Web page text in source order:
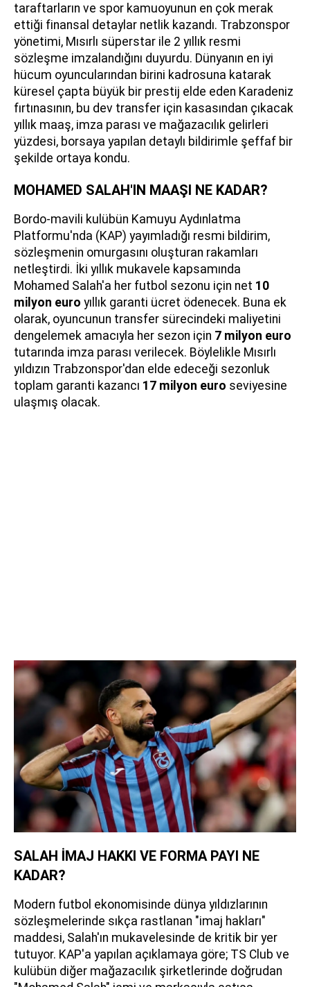
taraftarların ve spor kamuoyunun en çok merak
ettiği finansal detaylar netlik kazandı. Trabzonspor
yönetimi, Mısırlı süperstar ile 2 yıllık resmi
sözleşme imzalandığını duyurdu. Dünyanın en iyi
hücum oyuncularından birini kadrosuna katarak
küresel çapta büyük bir prestij elde eden Karadeniz
fırtınasının, bu dev transfer için kasasından çıkacak
yıllık maaş, imza parası ve mağazacılık gelirleri
yüzdesi, borsaya yapılan detaylı bildirimle şeffaf bir
şekilde ortaya kondu.
MOHAMED SALAH'IN MAAŞI NE KADAR?
Bordo-mavili kulübün Kamuyu Aydınlatma
Platformu'nda (KAP) yayımladığı resmi bildirim,
sözleşmenin omurgasını oluşturan rakamları
netleştirdi. İki yıllık mukavele kapsamında
Mohamed Salah'a her futbol sezonu için net 10
milyon euro yıllık garanti ücret ödenecek. Buna ek
olarak, oyuncunun transfer sürecindeki maliyetini
dengelemek amacıyla her sezon için 7 milyon euro
tutarında imza parası verilecek. Böylelikle Mısırlı
yıldızın Trabzonspor'dan elde edeceği sezonluk
toplam garanti kazancı 17 milyon euro seviyesine
ulaşmış olacak.
SALAH İMAJ HAKKI VE FORMA PAYI NE
KADAR?
Modern futbol ekonomisinde dünya yıldızlarının
sözleşmelerinde sıkça rastlanan "imaj hakları"
maddesi, Salah'ın mukavelesinde de kritik bir yer
tutuyor. KAP'a yapılan açıklamaya göre; TS Club ve
kulübün diğer mağazacılık şirketlerinde doğrudan